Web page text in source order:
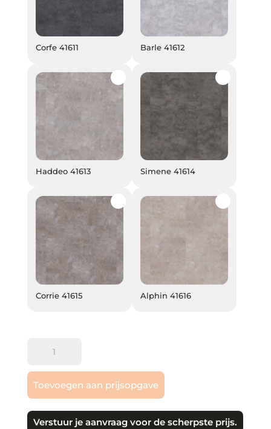
Corfe 41611 Barle 41612
Barle 41612
Haddeo 41613
Haddeo 41613
Simene 41614
Simene 41614
Corrie 41615
Corrie 41615
Alphin 41616
Alphin 41616
Fonteyn
aantal
Toevoegen aan prijsopgave
Verstuur je aanvraag voor de scherpste prijs.